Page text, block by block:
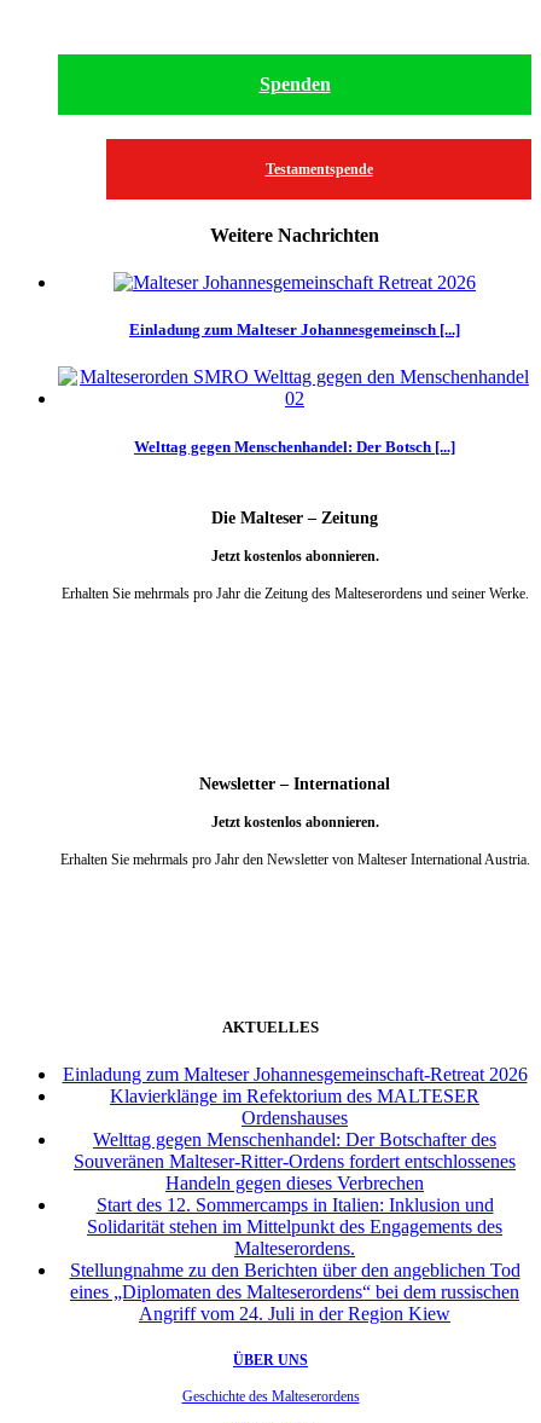
Spenden
Testamentspende
Weitere Nachrichten
Einladung zum Malteser Johannesgemeinsch [...]
Welttag gegen Menschenhandel: Der Botsch [...]
Die Malteser – Zeitung
Jetzt kostenlos abonnieren.
Erhalten Sie mehrmals pro Jahr die Zeitung des Malteserordens und seiner Werke.
Newsletter – International
Jetzt kostenlos abonnieren.
Erhalten Sie mehrmals pro Jahr den Newsletter von Malteser International Austria.
AKTUELLES
Einladung zum Malteser Johannesgemeinschaft-Retreat 2026
Klavierklänge im Refektorium des MALTESER
Ordenshauses
Welttag gegen Menschenhandel: Der Botschafter des
Souveränen Malteser-Ritter-Ordens fordert entschlossenes
Handeln gegen dieses Verbrechen
Start des 12. Sommercamps in Italien: Inklusion und
Solidarität stehen im Mittelpunkt des Engagements des
Malteserordens.
Stellungnahme zu den Berichten über den angeblichen Tod
eines „Diplomaten des Malteserordens“ bei dem russischen
Angriff vom 24. Juli in der Region Kiew
ÜBER UNS
Geschichte des Malteserordens